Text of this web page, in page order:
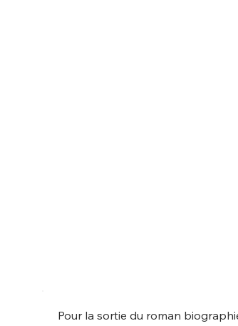
Pour la sortie du roman